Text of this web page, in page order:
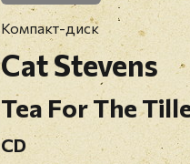
Компакт-диск
Cat Stevens
Tea For The
CD